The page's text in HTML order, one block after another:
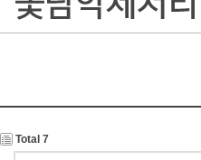
Total 7